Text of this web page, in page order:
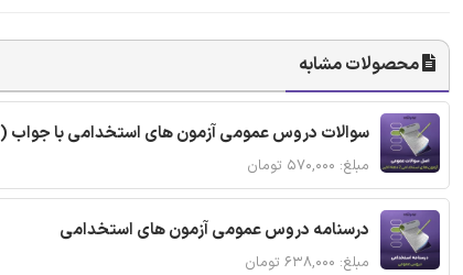
محصولات مشابه
سوالات دروس عمومی آزمون های استخدامی با جواب (2 دهه اخیر)
مبلغ: ۵۷۰,۰۰۰ تومان
درسنامه دروس عمومی آزمون های استخدامی
مبلغ: ۶۳۸,۰۰۰ تومان